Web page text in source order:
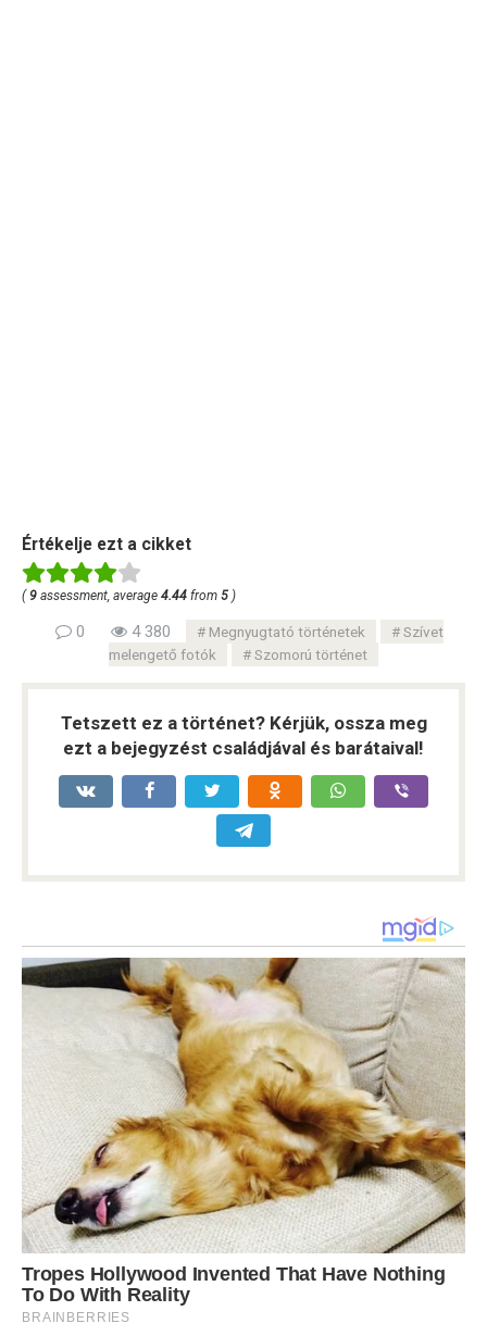
Értékelje ezt a cikket
( 9 assessment, average 4.44 from 5 )
0 4 380 Megnyugtató történetek
Szívet
melengető fotók
Szomorú történet
Tetszett ez a történet? Kérjük, ossza meg
ezt a bejegyzést családjával és barátaival!